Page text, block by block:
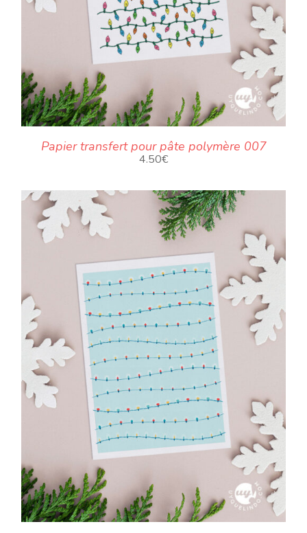
Papier transfert pour pâte polymère 007
4.50€